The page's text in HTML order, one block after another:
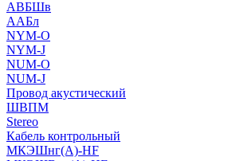
АВБШв
ААБл
NYM-O
NYM-J
NUM-О
NUM-J
Провод акустический
ШВПМ
Stereo
Кабель контрольный
МКЭШнг(A)-HF